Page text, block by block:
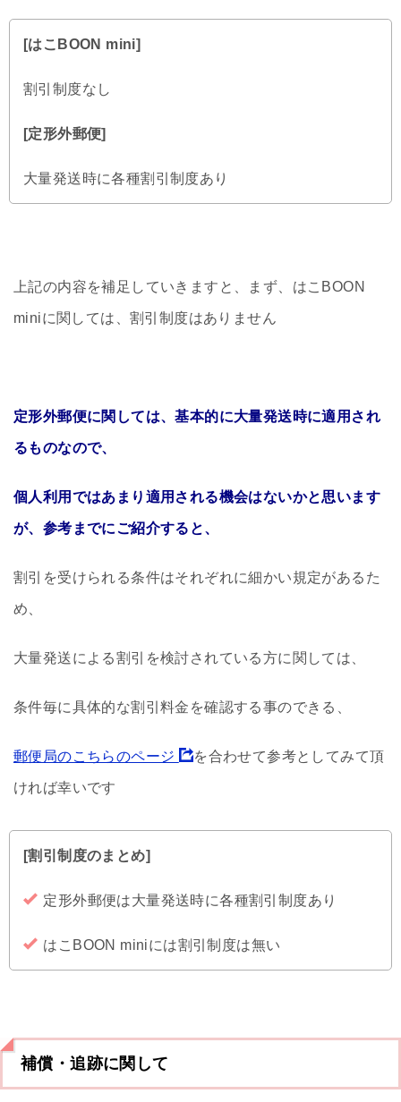
[はこBOON mini]
割引制度なし
[定形外郵便]
大量発送時に各種割引制度あり
上記の内容を補足していきますと、まず、はこBOON
miniに関しては、割引制度はありません
定形外郵便に関しては、基本的に大量発送時に適用され
るものなので、
個人利用ではあまり適用される機会はないかと思います
が、参考までにご紹介すると、
割引を受けられる条件はそれぞれに細かい規定があるた
め、
大量発送による割引を検討されている方に関しては、
条件毎に具体的な割引料金を確認する事のできる、
郵便局のこちらのページ を合わせて参考としてみて頂
ければ幸いです
[割引制度のまとめ]
定形外郵便は大量発送時に各種割引制度あり
はこBOON miniには割引制度は無い
補償・追跡に関して